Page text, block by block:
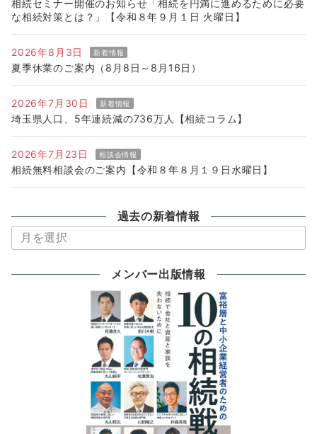
相続セミナー開催のお知らせ「相続を円満に進めるために必要
な相続対策とは？」【令和８年９月１日 火曜日】
2026年8月3日 新着情報
夏季休業のご案内（8月8日～8月16日）
2026年7月30日 新着情報
埼玉県人口、5年連続減の736万人【相続コラム】
2026年7月23日 相談会情報
相続無料相談会のご案内【令和８年８月１９日水曜日】
過去の新着情報
去
メンバー出版情報